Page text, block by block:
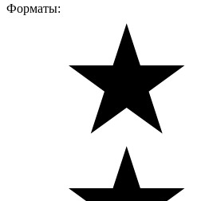
Форматы: